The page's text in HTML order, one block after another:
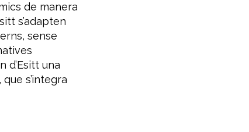
de manera
s’adapten
sense
d’Esitt una
s’integra